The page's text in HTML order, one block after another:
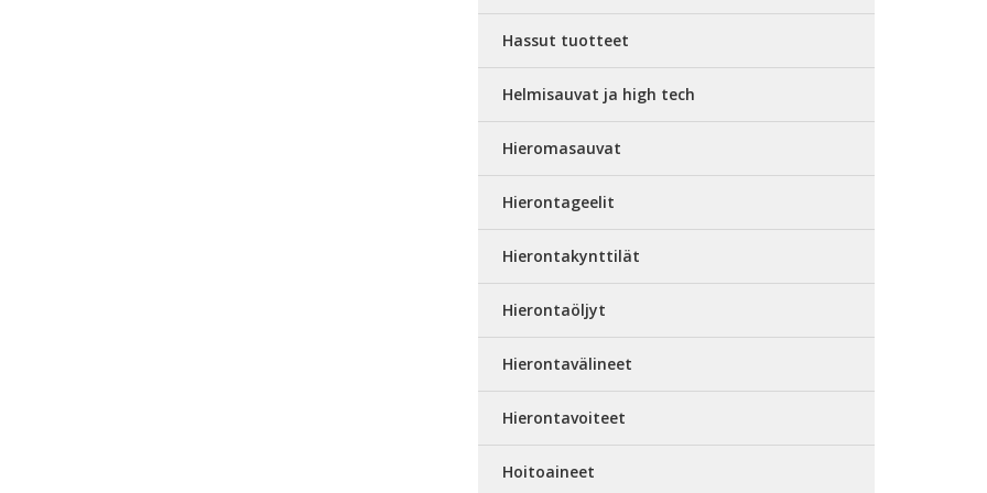
Hassut tuotteet
Helmisauvat ja high tech
Hieromasauvat
Hierontageelit
Hierontakynttilät
Hierontaöljyt
Hierontavälineet
Hierontavoiteet
Hoitoaineet